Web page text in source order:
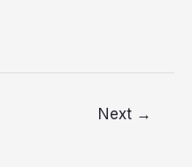
Next →